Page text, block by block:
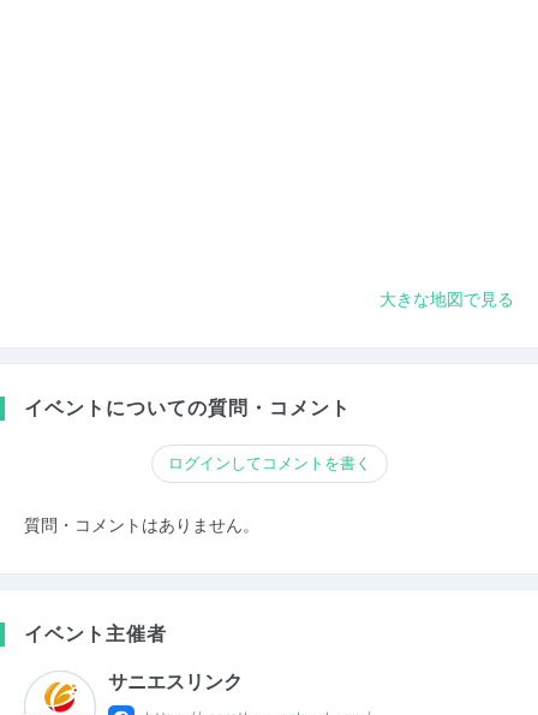
大きな地図で見る
イベントについての質問・コメント
ログインしてコメントを書く
質問・コメントはありません。
イベント主催者
サニエスリンク